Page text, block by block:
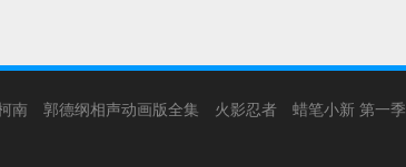
南 郭德纲相声动画版全集 火影忍者 蜡笔小新 第一季